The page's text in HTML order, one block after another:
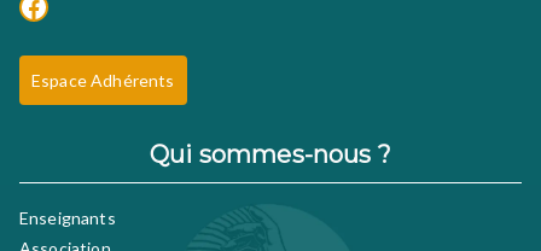
Espace Adhérents
Qui sommes-nous ?
Enseignants